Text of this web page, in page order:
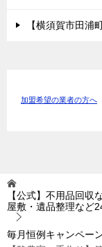
【横須賀市田
加盟希望の業者の方へ
【公式】不用品回収
屋敷・遺品整理など
毎月恒例キャンペー